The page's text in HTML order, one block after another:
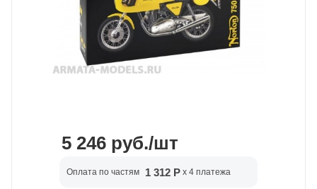
5 246 руб./шт
Оплата по частям 1 312 Р x 4 платежа